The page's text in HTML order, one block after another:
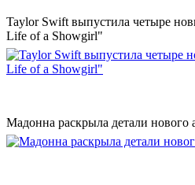
Taylor Swift выпустила четыре
Life of a Showgirl"
Мадонна раскрыла детали нового